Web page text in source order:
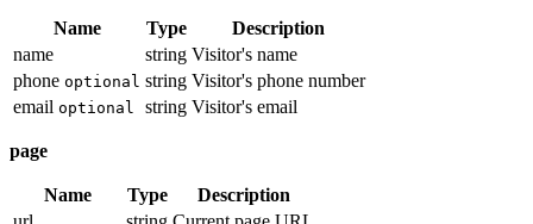
Name Type
Description
name
string Visitor's name
phone optional string Visitor's phone number
email optional string Visitor's email
page
Name Type
Description